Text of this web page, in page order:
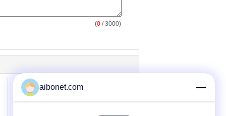
(0 / 3000)
aibonet.com